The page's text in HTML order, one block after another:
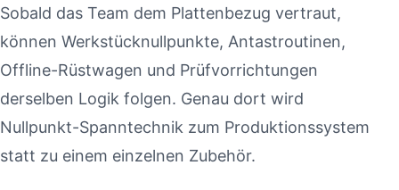
Sobald das Team dem Plattenbezug vertraut,
können Werkstücknullpunkte, Antastroutinen,
Offline-Rüstwagen und Prüfvorrichtungen
derselben Logik folgen. Genau dort wird
Nullpunkt-Spanntechnik zum Produktionssystem
statt zu einem einzelnen Zubehör.